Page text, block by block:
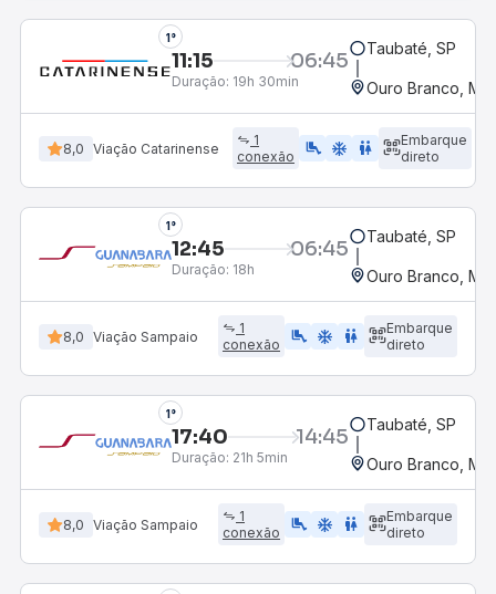
1°
11:15 06:45
Duração: 19h 30min
Taubaté, SP
Ouro Branco, MG
8,0 Viação Catarinense
1
conexão
airline_seat_legroom_extra ac_unit WC
Embarque
direto
1°
12:45 06:45
Duração: 18h
Taubaté, SP
Ouro Branco, MG
8,0 Viação Sampaio
1
conexão
airline_seat_legroom_extra ac_unit WC
Embarque
direto
1°
17:40 14:45
Duração: 21h 5min
Taubaté, SP
Ouro Branco, MG
8,0 Viação Sampaio
1
conexão
airline_seat_legroom_extra ac_unit WC
Embarque
direto